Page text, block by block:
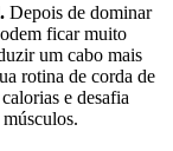
Depois de dominar
ficar muito
um cabo mais
rotina de corda de
e desafia